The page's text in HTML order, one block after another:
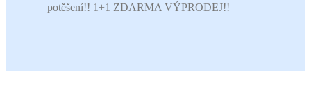
potěšení!! 1+1 ZDARMA VÝPRODEJ!!